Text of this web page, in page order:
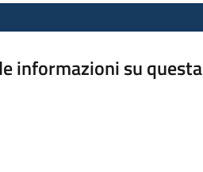
informazioni su questa